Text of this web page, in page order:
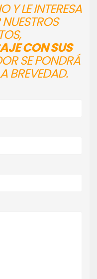
Y LE INTERESA
CON SUS
SE PONDRÁ
BREVEDAD.